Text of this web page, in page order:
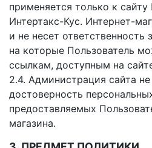
применяется только к сайту
Интертакс-Кус. Интернет-
и не несет ответственность
на которые Пользователь
ссылкам, доступным на
2.4. Администрация сайта
достоверность
предоставляемых
магазина.